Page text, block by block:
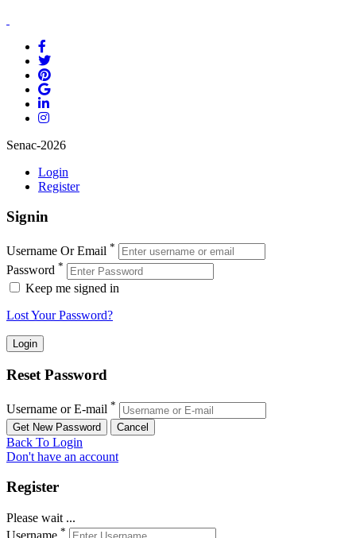
Senac-2026
Login
Register
Signin
Username Or Email *
Password *
Keep me signed in
Lost Your Password?
Reset Password
Username or E-mail *
Back To Login
Don't have an account
Register
Please wait ...
*